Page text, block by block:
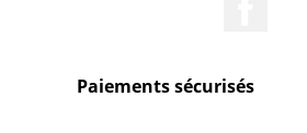
Paiements sécurisés